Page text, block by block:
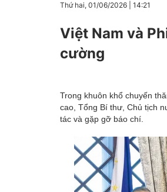
Thứ hai, 01/06/2026 14:21
Việt Nam và
cường
Trong khuôn khổ chuyến
cao, Tổng Bí thư, Chủ tịch
tác và gặp gỡ báo chí.